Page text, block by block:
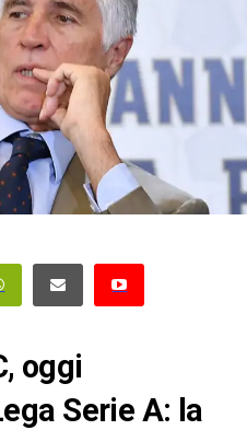
oggi
Serie A: la